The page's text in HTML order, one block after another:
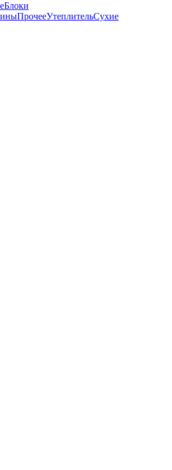
Блоки
ПрочееУтеплительСухие